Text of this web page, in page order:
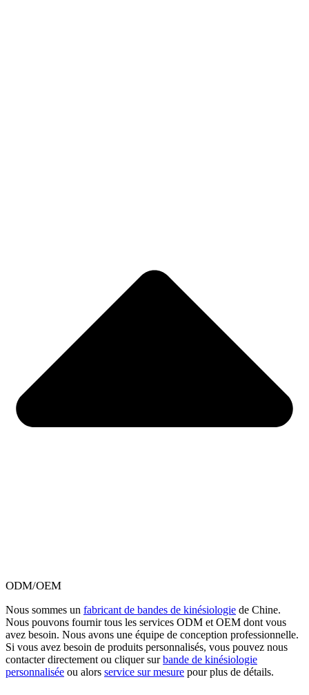
ODM/OEM
Nous sommes un fabricant de bandes de kinésiologie de Chine.
Nous pouvons fournir tous les services ODM et OEM dont vous
avez besoin. Nous avons une équipe de conception professionnelle.
Si vous avez besoin de produits personnalisés, vous pouvez nous
contacter directement ou cliquer surbande de kinésiologie
personnalisée ou alors service sur mesure pour plus de détails.